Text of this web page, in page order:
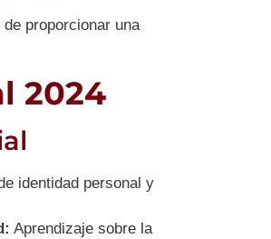
proporcionar una
2024
identidad personal y
Aprendizaje sobre la